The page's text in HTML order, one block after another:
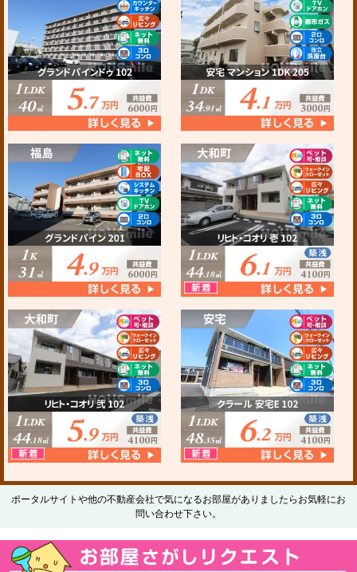
ポータルサイトや他の不動産会社で気になるお部屋がありましたらお気軽にお
問い合わせ下さい。